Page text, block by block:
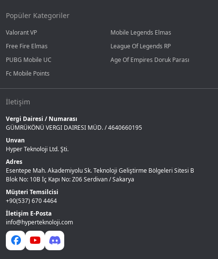
Popüler Kategoriler
Valorant VP
Mobile Legends Elmas
Free Fire Elmas
League Of Legends RP
PUBG Mobile UC
Age Of Empires Doruk Parası
Fc Mobile Points
İletişim
Vergi Dairesi / Numarası
GÜMRÜKÖNÜ VERGI DAIRESI MÜD. / 4640660195
Unvan
Hyper Teknoloji Ltd. Şti.
Adres
Esentepe Mah. Akademiyolu Sk. Teknoloji Geliştirme Bölgeleri Sitesi B
Blok No: 10B İç Kapı No: Z06 Serdivan / Sakarya
Müşteri Temsilcisi
+90(537) 670 4464
İletişim E-Posta
info@hyperteknoloji.com